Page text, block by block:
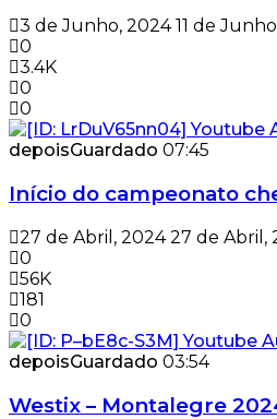
3 de Junho, 2024 11 de
0
3.4K
0
0
depoisGuardado 07:45
Início do campeonato
27 de Abril, 2024 27 de Abril,
0
56K
181
0
depoisGuardado 03:54
Westix – Montalegre